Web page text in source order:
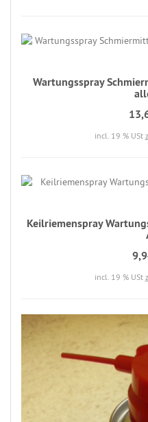
Wartungsspray
incl. 19 % USt
Keilriemenspray
incl. 19 % USt